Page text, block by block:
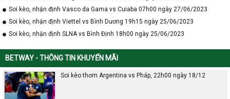
Soi kèo, nhận định Vasco da Gama vs Cuiaba 07h00 ngày 27/06/2023
Soi kèo, nhận định Viettel vs Bình Dương 19h15 ngày 25/06/2023
Soi kèo, nhận định SLNA vs Bình Định 18h00 ngày 25/06/2023
BETWAY - THÔNG TIN KHUYẾN MÃI
Soi kèo thơm Argentina vs Pháp, 22h00 ngày 18/12